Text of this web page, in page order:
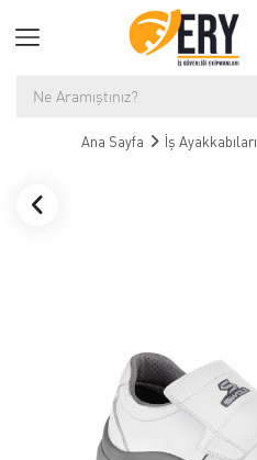
Ana Sayfa İş Ayakkabıları